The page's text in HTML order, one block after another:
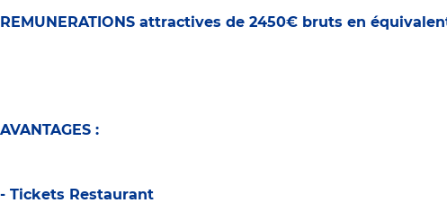
REMUNERATIONS attractives de 2450€ bruts en
AVANTAGES :
- Tickets Restaurant